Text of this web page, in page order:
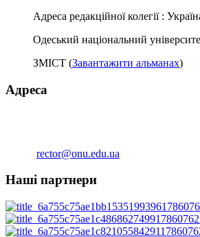
Адреса редакційної колегії :
Одеський національний
ЗМІСТ (Завантажити альманах)
Адреса
rector@onu.edu.ua
Наші партнери